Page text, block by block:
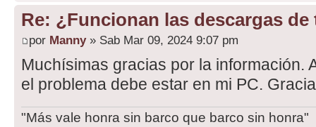
Re: ¿Funcionan las descargas
por Manny» Sab Mar 09, 2024 9:07 pm
Muchísimas gracias por la información.
el problema debe estar en mi PC.
"Más vale honra sin barco que barco sin honra"